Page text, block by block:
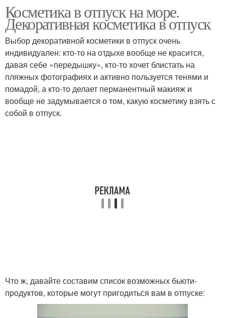
Косметика в отпуск на море.
Декоративная косметика в отпуск
Выбор декоративной косметики в отпуск очень
индивидуален: кто-то на отдыхе вообще не красится,
давая себе «передышку», кто-то хочет блистать на
пляжных фотографиях и активно пользуется тенями и
помадой, а кто-то делает перманентный макияж и
вообще не задумывается о том, какую косметику взять с
собой в отпуск.
Что ж, давайте составим список возможных бьюти-
продуктов, которые могут пригодиться вам в отпуске: